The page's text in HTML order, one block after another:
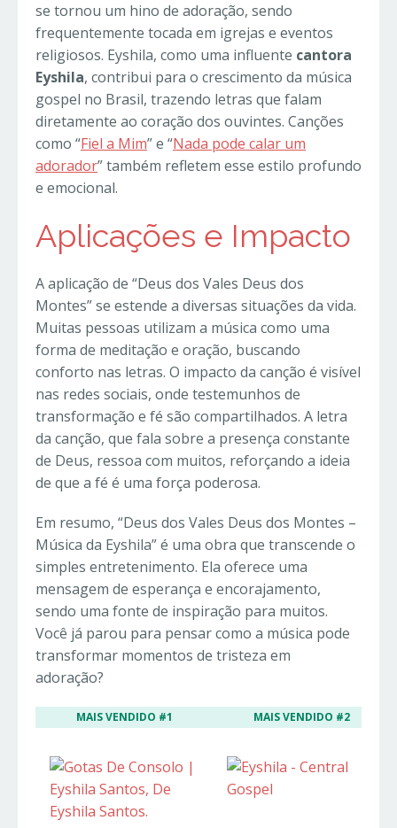
se tornou um hino de adoração, sendo
frequentemente tocada em igrejas e eventos
religiosos. Eyshila, como uma influente cantora
Eyshila, contribui para o crescimento da música
gospel no Brasil, trazendo letras que falam
diretamente ao coração dos ouvintes. Canções
como “Fiel a Mim” e “Nada pode calar um
adorador” também refletem esse estilo profundo
e emocional.
Aplicações e Impacto
A aplicação de “Deus dos Vales Deus dos
Montes” se estende a diversas situações da vida.
Muitas pessoas utilizam a música como uma
forma de meditação e oração, buscando
conforto nas letras. O impacto da canção é visível
nas redes sociais, onde testemunhos de
transformação e fé são compartilhados. A letra
da canção, que fala sobre a presença constante
de Deus, ressoa com muitos, reforçando a ideia
de que a fé é uma força poderosa.
Em resumo, “Deus dos Vales Deus dos Montes –
Música da Eyshila” é uma obra que transcende o
simples entretenimento. Ela oferece uma
mensagem de esperança e encorajamento,
sendo uma fonte de inspiração para muitos.
Você já parou para pensar como a música pode
transformar momentos de tristeza em
adoração?
MAIS VENDIDO #1 MAIS VENDIDO #2